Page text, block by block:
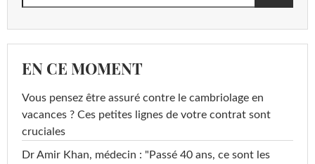
EN CE MOMENT
Vous pensez être assuré contre le cambriolage en
vacances ? Ces petites lignes de votre contrat sont
cruciales
Dr Amir Khan, médecin : "Passé 40 ans, ce sont les